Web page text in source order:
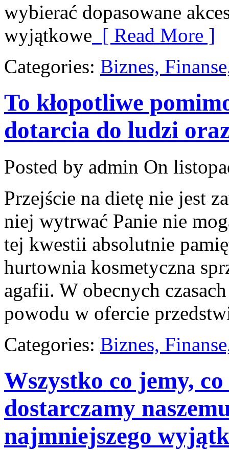
wybierać dopasowane
wyjątkowe [ Read More ]
Categories: Biznes,
To kłopotliwe
dotarcia do ludzi
Posted by admin On
Przejście na dietę nie jest
niej wytrwać Panie nie
tej kwestii absolutnie
hurtownia kosmetyczna
agafii. W obecnych
powodu w ofercie
Categories: Biznes,
Wszystko co jemy,
dostarczamy
najmniejszego